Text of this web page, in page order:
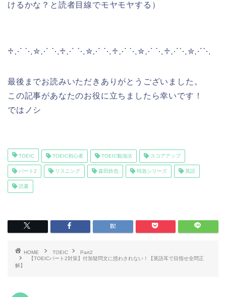
けるかな？と読者目線でモヤモヤする）
♱⋰ ⋱✮⋰ ⋱♱⋰ ⋱✮⋰ ⋱♱⋰ ⋱✮⋰ ⋱♱⋰⋱✮⋰⋱
最後までお読みいただきありがとうございました。
この記事があなたのお役に立ちましたら幸いです！
ではノシ
TOEIC TOEIC初心者 TOEIC勉強法 スコアアップ
パート2 リスニング 森田鉄也 特急シリーズ 英語
読書
HOME TOEIC
Part2
【TOEICパート2対策】付加疑問文に惑わされない！【英語耳で目指せ全問正
解】